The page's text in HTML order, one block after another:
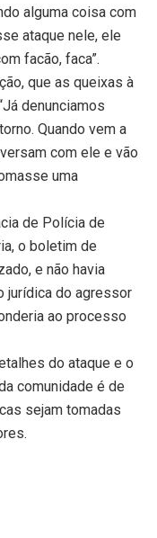
alguma coisa com
ataque nele, ele
facão, faca”.
que as queixas à
denunciamos
Quando vem a
com ele e vão
uma
de Polícia de
o boletim de
e não havia
jurídica do agressor
ao processo
do ataque e o
comunidade é de
sejam tomadas